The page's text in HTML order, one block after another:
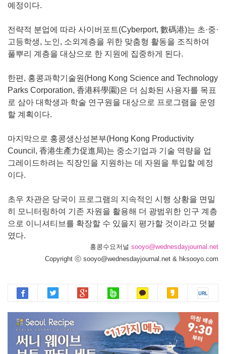
예정이다.
전략적 분업에 따라 사이버포트(Cyberport, 數碼港)는 초·중·
고등학생, 노인, 소외계층을 위한 맞춤형 활동을 조직하여
풀뿌리 계층을 대상으로 한 지원에 집중하게 된다.
한편, 홍콩과학기술원(Hong Kong Science and Technology
Parks Corporation, 香港科學園)은 더 심화된 사용자를 목표
로 삼아 대학생과 학술 연구원을 대상으로 프로그램을 운영
할 계획이다.
마지막으로 홍콩생산성본부(Hong Kong Productivity
Council, 香港生產力促進局)는 중소기업과 기술 역량을 업
그레이드하려는 직장인을 지원하는 데 자원을 투입할 예정
이다.
초우 차관은 당국이 프로그램의 지속적인 시행 상황을 면밀
히 모니터링하여 기존 자원을 활용해 더 광범위한 인구 계층
으로 이니셔티브를 확장할 수 있을지 평가할 것이라고 덧붙
였다.
홍콩수요저널 sooyo@wednesdayjournal.net
Copyright ⓒ sooyo@wednesdayjournal.net & hksooyo.com